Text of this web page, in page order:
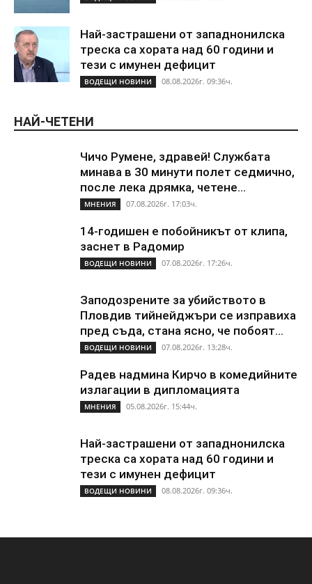
Най-застрашени от западнонилска
треска са хората над 60 години и
тези с имунен дефицит
ВОДЕЩИ НОВИНИ 08.08.2026г. 09:36ч.
НАЙ-ЧЕТЕНИ
Чичо Румене, здравей! Службата
минава в 30 минути полет седмично,
после лека дрямка, четене...
МНЕНИЯ 07.08.2026г. 17:03ч.
14-годишен е побойникът от клипа,
заснет в Радомир
ВОДЕЩИ НОВИНИ 07.08.2026г. 17:26ч.
Заподозрените за убийството в
Пловдив тийнейджъри се изправиха
пред съда, стана ясно, че побоят...
ВОДЕЩИ НОВИНИ 07.08.2026г. 13:28ч.
Радев надмина Кирчо в комедийните
излагации в дипломацията
МНЕНИЯ 05.08.2026г. 15:44ч.
Най-застрашени от западнонилска
треска са хората над 60 години и
тези с имунен дефицит
ВОДЕЩИ НОВИНИ 08.08.2026г. 09:36ч.